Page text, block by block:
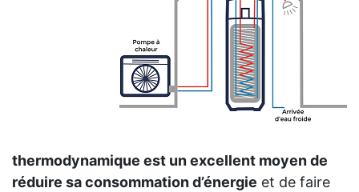
thermodynamique est un excellent moyen de
réduire sa consommation d’énergie et de faire